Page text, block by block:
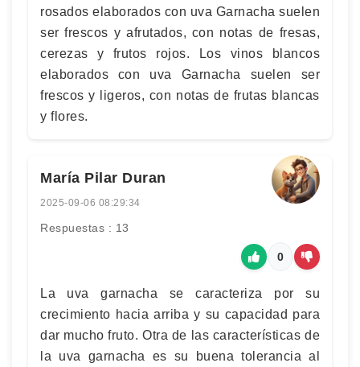
rosados elaborados con uva Garnacha suelen
ser frescos y afrutados, con notas de fresas,
cerezas y frutos rojos. Los vinos blancos
elaborados con uva Garnacha suelen ser
frescos y ligeros, con notas de frutas blancas
y flores.
María Pilar Duran
2025-09-06 08:29:34
Respuestas : 13
0
La uva garnacha se caracteriza por su
crecimiento hacia arriba y su capacidad para
dar mucho fruto. Otra de las características de
la uva garnacha es su buena tolerancia al